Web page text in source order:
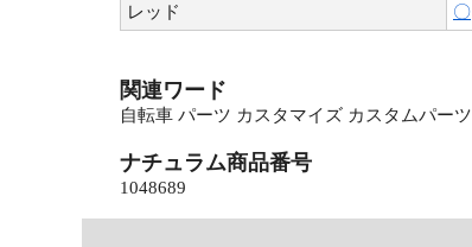
レッド
〇
関連ワード
自転車 パーツ カスタマイズ カスタムパーツ
ナチュラム商品番号
1048689